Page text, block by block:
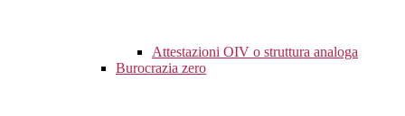
Attestazioni OIV o struttura analoga
Burocrazia zero